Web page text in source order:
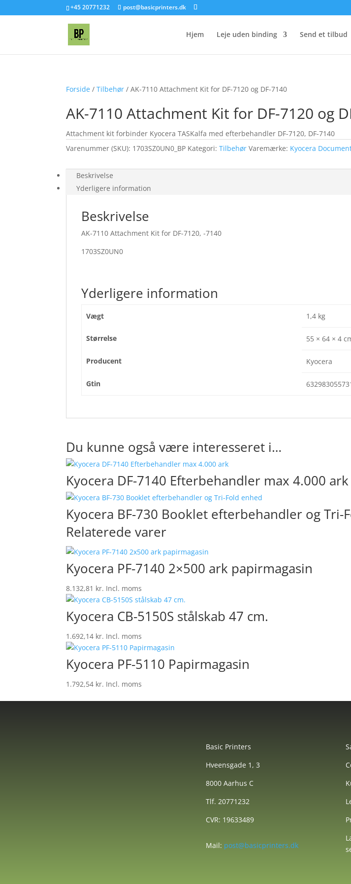
+45 20771232 post@basicprinters.dk
Hjem Leje uden binding Send et tilbud
Forside /Tilbehør / AK-7110 Attachment Kit for DF-7120 og DF-7140
AK-7110 Attachment Kit for DF-7120 og
Attachment kit forbinder Kyocera TASKalfa med efterbehandler DF-7120, DF-7140
Varenummer (SKU): 1703SZ0UN0_BP Kategori:Tilbehør Varemærke: Kyocera
Beskrivelse
Yderligere information
Beskrivelse
AK-7110 Attachment Kit for DF-7120, -7140
1703SZ0UN0
Yderligere information
Vægt 1,4 kg
Størrelse 55 × 64 × 4
Producent Kyocera
Gtin
Du kunne også være interesseret i…
Kyocera DF-7140 Efterbehandler max 4.000 ark
Kyocera BF-730 Booklet efterbehandler og Tri-
Relaterede varer
Kyocera PF-7140 2×500 ark papirmagasin
8.132,81 kr. Incl. moms
Kyocera CB-5150S stålskab 47 cm.
1.692,14 kr. Incl. moms
Kyocera PF-5110 Papirmagasin
1.792,54 kr. Incl. moms
Basic Printers
Hveensgade 1, 3
8000 Aarhus C
Tlf. 20771232
CVR: 19633489
Mail: post@basicprinters.dk